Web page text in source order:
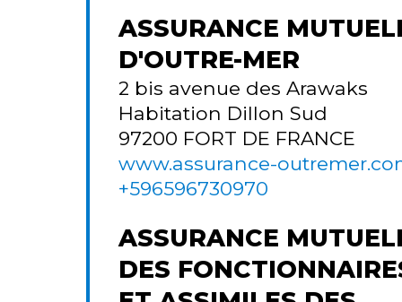
ASSURANCE
D'OUTRE-MER
2 bis avenue des Arawaks
Habitation Dillon Sud
97200 FORT DE FRANCE
www.assurance-
+596596730970
ASSURANCE
DES